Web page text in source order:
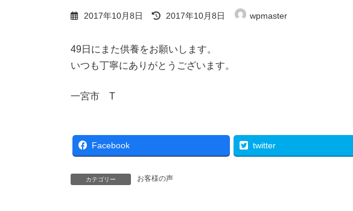
2017年10月8日
最
終
新
日
時
2017年10月8日 wpmaster
49日にまた供養をお願いします。
いつも丁寧にありがとうございます。
一宮市 T
Facebook twitter
カテゴリー お客様の声